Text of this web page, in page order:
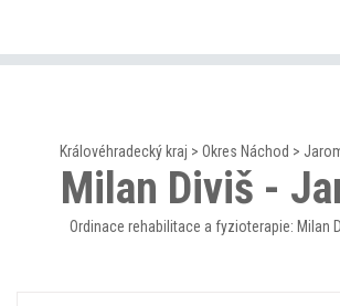
Královéhradecký kraj > Okres Náchod >
Milan Diviš -
Ordinace rehabilitace a fyzioterapie: Milan